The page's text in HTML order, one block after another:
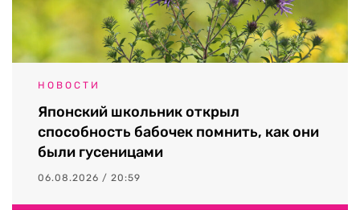
НОВОСТИ
Японский школьник открыл
способность бабочек помнить, как они
были гусеницами
06.08.2026 / 20:59